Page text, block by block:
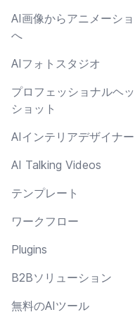
AI画像からアニメーシ
へ
AIフォトスタジオ
プロフェッショナルヘ
ショット
AIインテリアデザイナー
AI Talking Videos
テンプレート
ワークフロー
Plugins
B2Bソリューション
無料のAIツール